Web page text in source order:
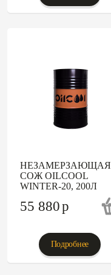
НЕЗАМЕРЗАЮЩАЯ
СОЖ OILCOOL
WINTER-20, 200Л
55 880p
Подробнее